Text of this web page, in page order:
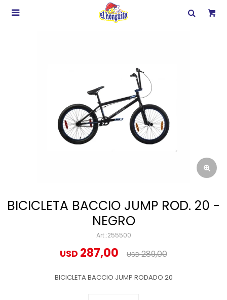

BICICLETA BACCIO JUMP ROD. 20 -
NEGRO
255500
USD 287,00 USD289,00
BICICLETA BACCIO JUMP RODADO 20